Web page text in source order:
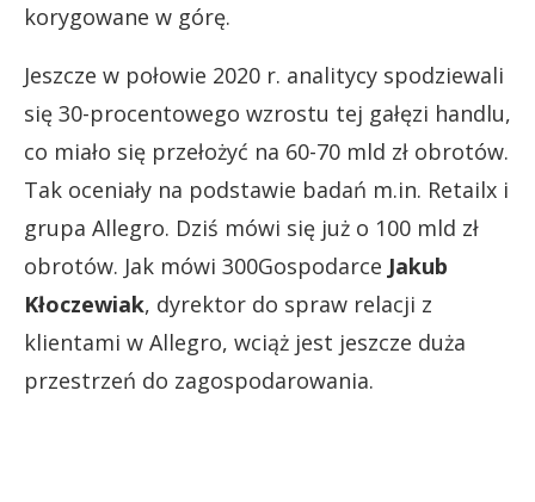
korygowane w górę.
Jeszcze w połowie 2020 r. analitycy spodziewali
się 30-procentowego wzrostu tej gałęzi handlu,
co miało się przełożyć na 60-70 mld zł obrotów.
Tak oceniały na podstawie badań m.in. Retailx i
grupa Allegro. Dziś mówi się już o 100 mld zł
obrotów. Jak mówi 300Gospodarce Jakub
Kłoczewiak, dyrektor do spraw relacji z
klientami w Allegro, wciąż jest jeszcze duża
przestrzeń do zagospodarowania.